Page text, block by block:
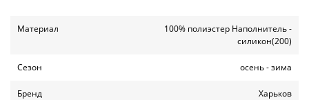
Материал
100% полиэстер Наполнитель -
силикон(200)
Сезон осень - зима
Бренд Харьков